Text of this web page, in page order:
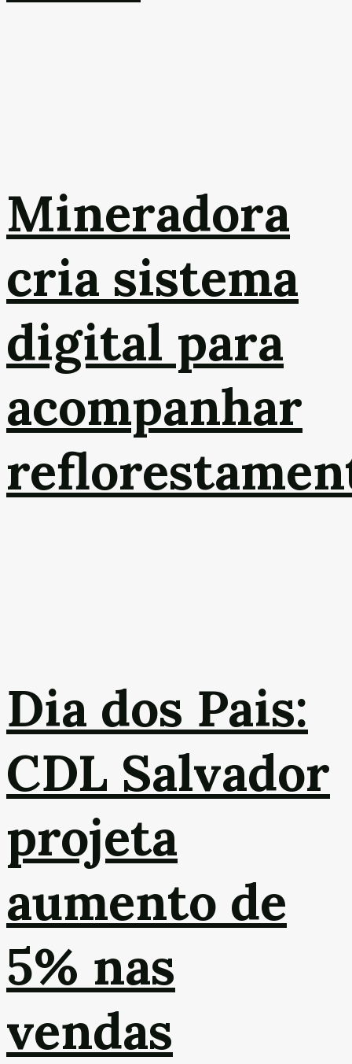
Mineradora
cria sistema
digital para
acompanhar
Dia dos Pais:
CDL Salvador
projeta
aumento de
5% nas
vendas